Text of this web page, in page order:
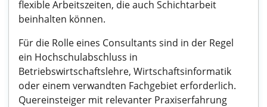
flexible Arbeitszeiten, die auch Schichtarbeit
beinhalten können.
Für die Rolle eines Consultants sind in der Regel
ein Hochschulabschluss in
Betriebswirtschaftslehre, Wirtschaftsinformatik
oder einem verwandten Fachgebiet erforderlich.
Quereinsteiger mit relevanter Praxiserfahrung